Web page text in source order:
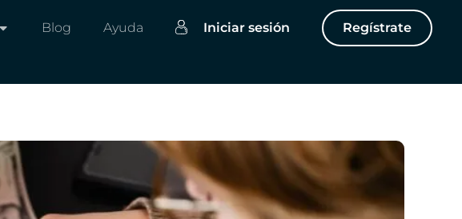
Blog Ayuda Iniciar sesión Regístrate